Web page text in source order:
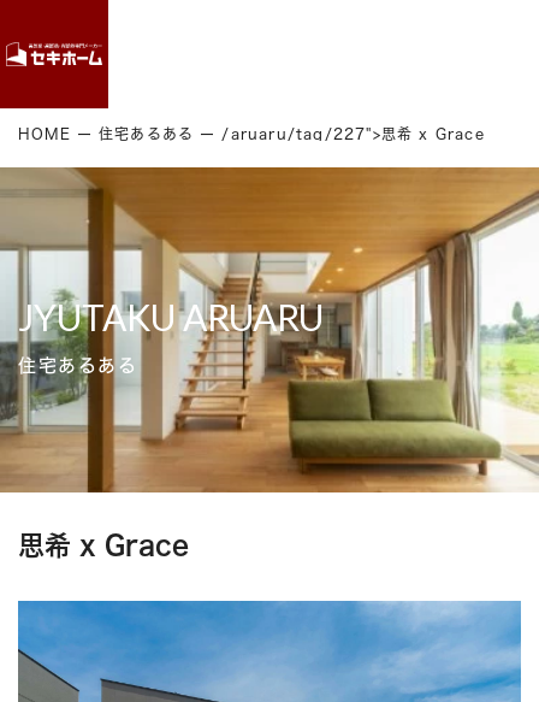
HOME 住宅あるある /aruaru/tag/227">思希 x Grace
JYUTAKU ARUARU
住宅あるある
思希 x Grace